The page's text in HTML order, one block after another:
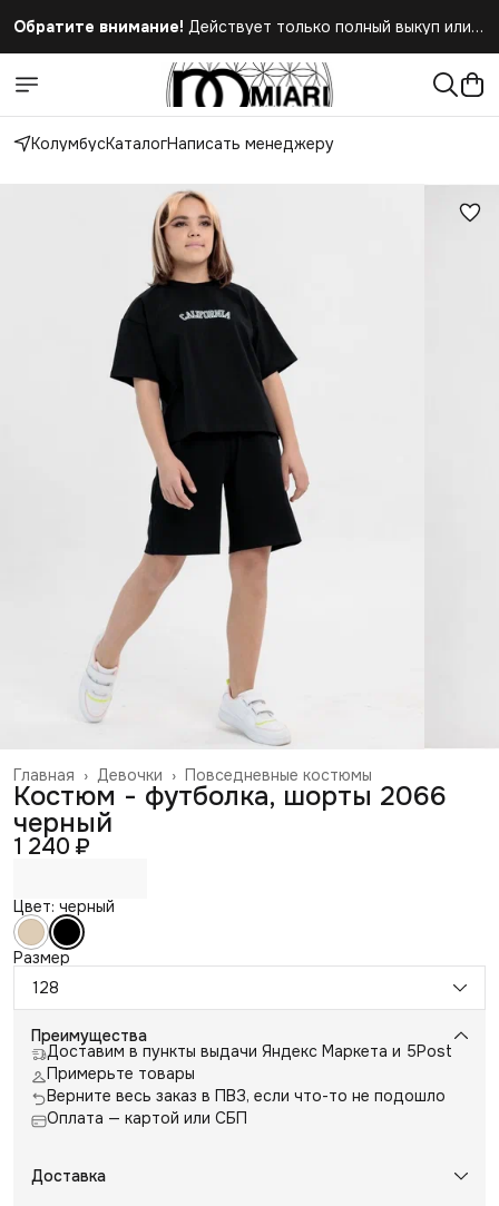
Обратите внимание! Действует только полный выкуп или
КолумбусКаталогНаписать менеджеру
Повседневные костюмы
Девочки ›
Главная ›
Костюм - футболка, шорты 2066
черный
1 240 ₽
Цвет: черный
Размер
128
Преимущества
Доставим в пункты выдачи Яндекс Маркета и 5Post
Примерьте товары
Верните весь заказ в ПВЗ, если что-то не подошло
Оплата — картой или СБП
Доставка